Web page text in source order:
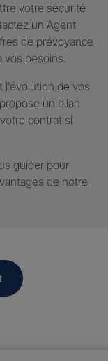
votre sécurité
un Agent
de prévoyance
vos besoins.
de vos
un bilan
contrat si
guider pour
de notre